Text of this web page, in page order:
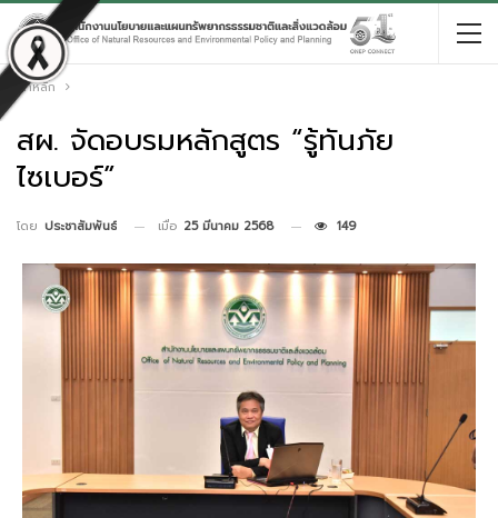
หน้าหลัก
สผ. จัดอบรมหลักสูตร “รู้ทันภัย
ไซเบอร์”
โดย ประชาสัมพันธ์ เมื่อ 25 มีนาคม 2568 149